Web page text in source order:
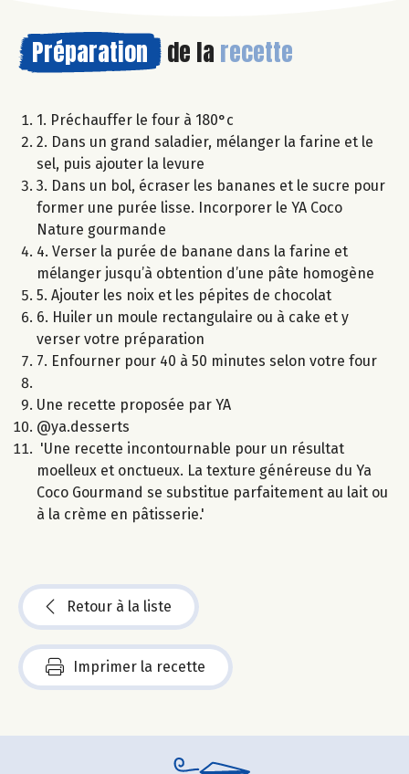
Préparation de la recette
1. Préchauffer le four à 180°c
2. Dans un grand saladier, mélanger la farine et le
sel, puis ajouter la levure
3. Dans un bol, écraser les bananes et le sucre pour
former une purée lisse. Incorporer le YA Coco
Nature gourmande
4. Verser la purée de banane dans la farine et
mélanger jusqu’à obtention d’une pâte homogène
5. Ajouter les noix et les pépites de chocolat
6. Huiler un moule rectangulaire ou à cake et y
verser votre préparation
7. Enfourner pour 40 à 50 minutes selon votre four
Une recette proposée par YA
@ya.desserts
'Une recette incontournable pour un résultat
moelleux et onctueux. La texture généreuse du Ya
Coco Gourmand se substitue parfaitement au lait ou
à la crème en pâtisserie.'
Retour à la liste
Imprimer la recette